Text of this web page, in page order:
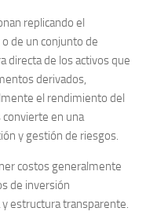
replicando el
de un conjunto de
directa de los activos que
derivados,
el rendimiento del
convierte en una
y gestión de riesgos.
costos generalmente
de inversión
estructura transparente.